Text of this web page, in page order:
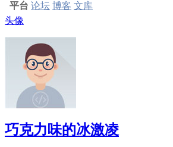
平台 论坛 博客 文库
头像
巧克力味的冰激凌